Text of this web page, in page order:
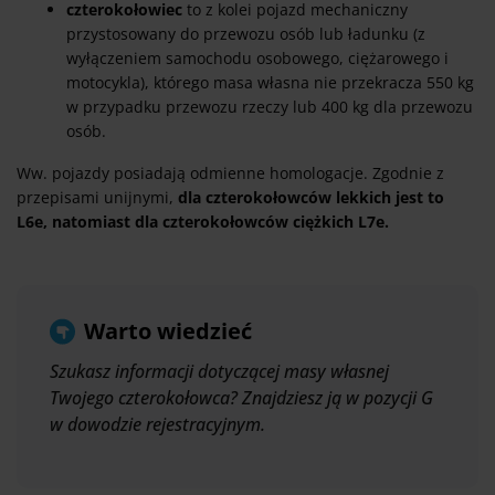
czterokołowiec to z kolei pojazd mechaniczny
przystosowany do przewozu osób lub ładunku (z
wyłączeniem samochodu osobowego, ciężarowego i
motocykla), którego masa własna nie przekracza 550 kg
w przypadku przewozu rzeczy lub 400 kg dla przewozu
osób.
Ww. pojazdy posiadają odmienne homologacje. Zgodnie z
przepisami unijnymi, dla czterokołowców lekkich jest to
L6e, natomiast dla czterokołowców ciężkich L7e.
Warto wiedzieć
Szukasz informacji dotyczącej masy własnej
Twojego czterokołowca? Znajdziesz ją w pozycji G
w dowodzie rejestracyjnym.